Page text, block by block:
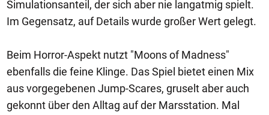
Simulationsanteil, der sich aber nie langatmig spielt.
Im Gegensatz, auf Details wurde großer Wert gelegt.
Beim Horror-Aspekt nutzt "Moons of Madness"
ebenfalls die feine Klinge. Das Spiel bietet einen Mix
aus vorgegebenen Jump-Scares, gruselt aber auch
gekonnt über den Alltag auf der Marsstation. Mal